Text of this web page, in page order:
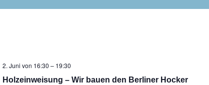
Holzeinweisung – Wir bauen den Berliner Hocker
2. Juni von 16:30 – 19:30